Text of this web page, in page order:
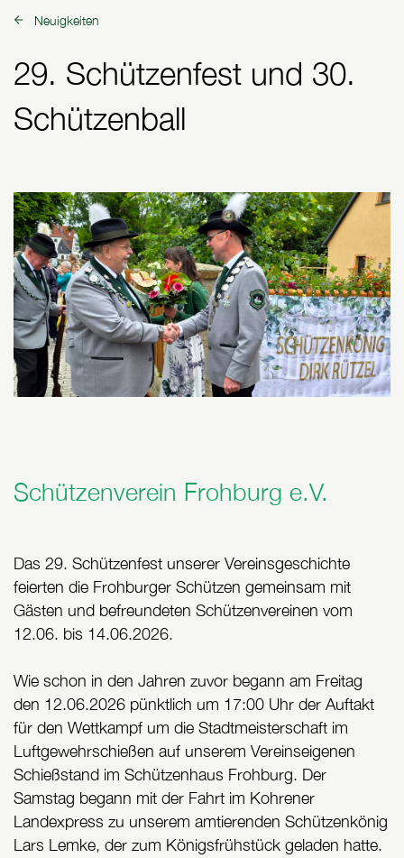
zurück zu:
Neuigkeiten
29. Schützenfest und 30.
Schützenball
Schützenverein Frohburg e.V.
Das 29. Schützenfest unserer Vereinsgeschichte
feierten die Frohburger Schützen gemeinsam mit
Gästen und befreundeten Schützenvereinen vom
12.06. bis 14.06.2026.
Wie schon in den Jahren zuvor begann am Freitag
den 12.06.2026 pünktlich um 17:00 Uhr der Auftakt
für den Wettkampf um die Stadtmeisterschaft im
Luftgewehrschießen auf unserem Vereinseigenen
Schießstand im Schützenhaus Frohburg. Der
Samstag begann mit der Fahrt im Kohrener
Landexpress zu unserem amtierenden Schützenkönig
Lars Lemke, der zum Königsfrühstück geladen hatte.